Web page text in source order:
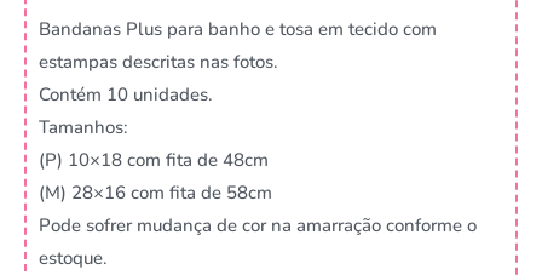
Bandanas Plus para banho e tosa em tecido com
estampas descritas nas fotos.
Contém 10 unidades.
Tamanhos:
(P) 10×18 com fita de 48cm
(M) 28×16 com fita de 58cm
Pode sofrer mudança de cor na amarração conforme o
estoque.